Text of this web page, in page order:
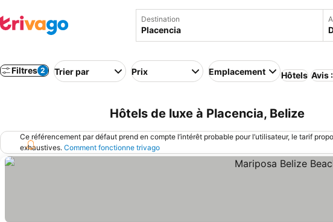
Destination
Filtres 2 Trier par Prix Emplacement Hôtels Avis
Hôtels de luxe à Placencia, Belize
Ce référencement par défaut prend en compte l’intérêt probable pour l’utilisateur, le tarif
exhaustives. Comment fonctionne trivago